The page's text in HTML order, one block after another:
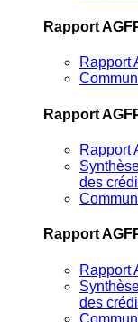
Rapport
Rapport
Rapport
Rapport
des
Rapport
Rapport
des